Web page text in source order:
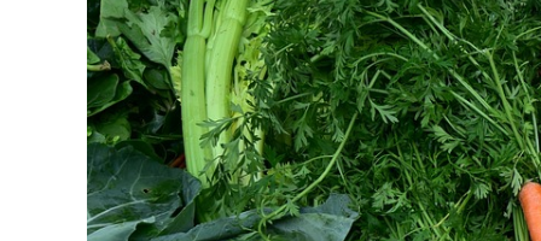
AKTUELLES &
TERMINE